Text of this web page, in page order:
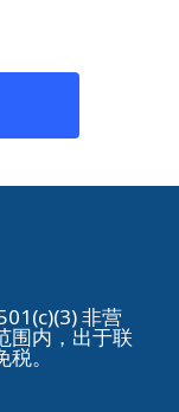
非营
围内，出于联
税。